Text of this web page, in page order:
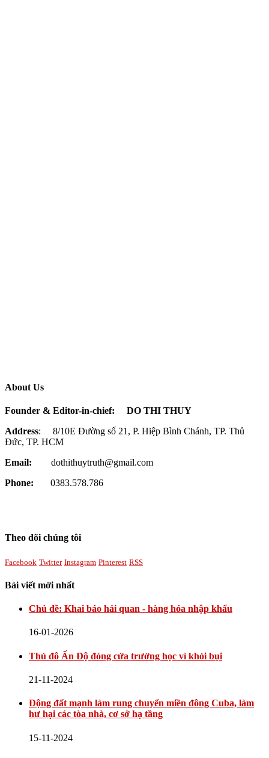
About Us
Founder & Editor-in-chief:
DO THI THUY
Address: 8/10E Đường số 21, P. Hiệp Bình Chánh, TP. Thủ
Đức, TP. HCM
Email: dothithuytruth@gmail.com
Phone: 0383.578.786
Theo dõi chúng tôi
Facebook Twitter Instagram Pinterest RSS
Bài viết mới nhất
Chủ đề: Khai báo hải quan - hàng hóa nhập khẩu
16-01-2026
Thủ đô Ấn Độ đóng cửa trường học vì khói bụi
21-11-2024
Động đất mạnh làm rung chuyển miền đông Cuba, làm
hư hại các tòa nhà, cơ sở hạ tầng
15-11-2024